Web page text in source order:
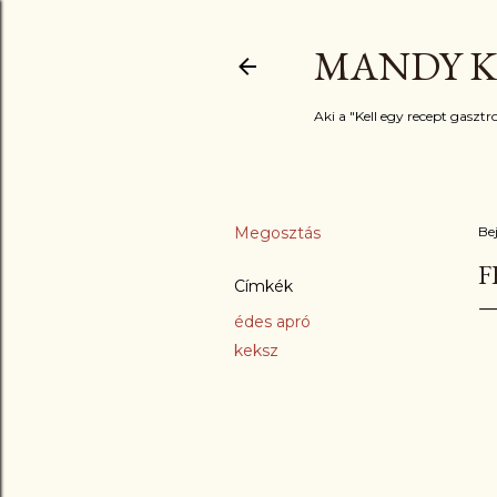
MANDY
Aki a "Kell egy recept
Megosztás
Címkék
édes apró
keksz